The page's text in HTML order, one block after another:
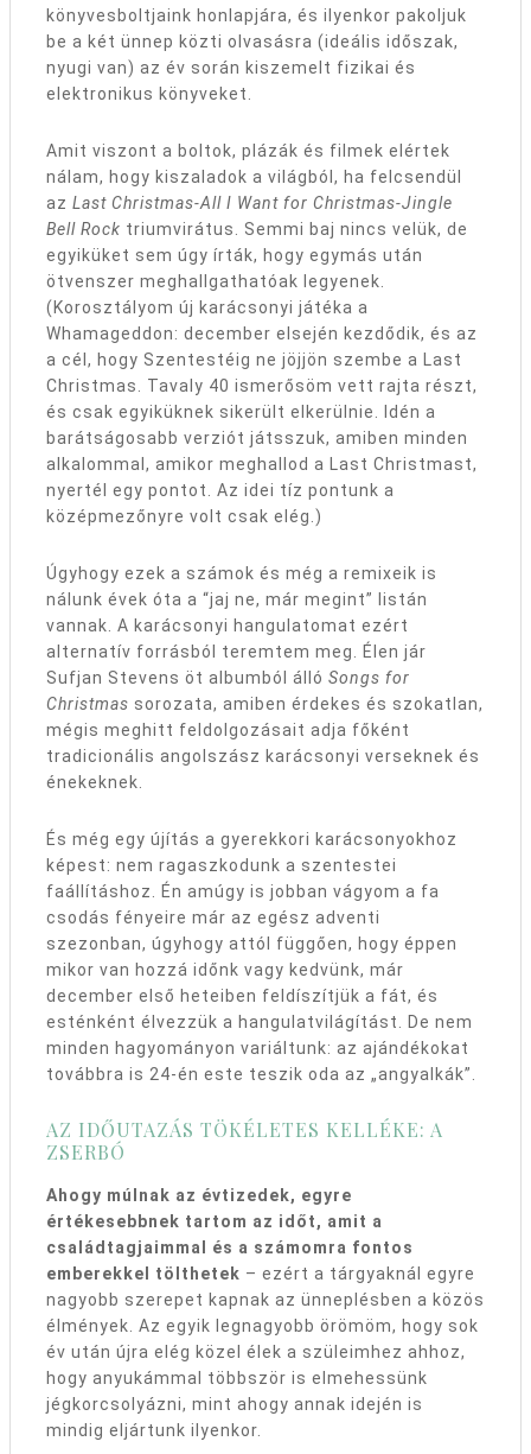
könyvesboltjaink honlapjára, és ilyenkor pakoljuk
be a két ünnep közti olvasásra (ideális időszak,
nyugi van) az év során kiszemelt fizikai és
elektronikus könyveket.
Amit viszont a boltok, plázák és filmek elértek
nálam, hogy kiszaladok a világból, ha felcsendül
az Last Christmas-All I Want for Christmas-Jingle
Bell Rock triumvirátus. Semmi baj nincs velük, de
egyiküket sem úgy írták, hogy egymás után
ötvenszer meghallgathatóak legyenek.
(Korosztályom új karácsonyi játéka a
Whamageddon: december elsején kezdődik, és az
a cél, hogy Szentestéig ne jöjjön szembe a Last
Christmas. Tavaly 40 ismerősöm vett rajta részt,
és csak egyiküknek sikerült elkerülnie. Idén a
barátságosabb verziót játsszuk, amiben minden
alkalommal, amikor meghallod a Last Christmast,
nyertél egy pontot. Az idei tíz pontunk a
középmezőnyre volt csak elég.)
Úgyhogy ezek a számok és még a remixeik is
nálunk évek óta a “jaj ne, már megint” listán
vannak. A karácsonyi hangulatomat ezért
alternatív forrásból teremtem meg. Élen jár
Sufjan Stevens öt albumból álló Songs for
Christmas sorozata, amiben érdekes és szokatlan,
mégis meghitt feldolgozásait adja főként
tradicionális angolszász karácsonyi verseknek és
énekeknek.
És még egy újítás a gyerekkori karácsonyokhoz
képest: nem ragaszkodunk a szentestei
faállításhoz. Én amúgy is jobban vágyom a fa
csodás fényeire már az egész adventi
szezonban, úgyhogy attól függően, hogy éppen
mikor van hozzá időnk vagy kedvünk, már
december első heteiben feldíszítjük a fát, és
esténként élvezzük a hangulatvilágítást. De nem
minden hagyományon variáltunk: az ajándékokat
továbbra is 24-én este teszik oda az „angyalkák”.
AZ IDŐUTAZÁS TÖKÉLETES KELLÉKE: A
ZSERBÓ
Ahogy múlnak az évtizedek, egyre
értékesebbnek tartom az időt, amit a
családtagjaimmal és a számomra fontos
emberekkel tölthetek – ezért a tárgyaknál egyre
nagyobb szerepet kapnak az ünneplésben a közös
élmények. Az egyik legnagyobb örömöm, hogy sok
év után újra elég közel élek a szüleimhez ahhoz,
hogy anyukámmal többször is elmehessünk
jégkorcsolyázni, mint ahogy annak idején is
mindig eljártunk ilyenkor.